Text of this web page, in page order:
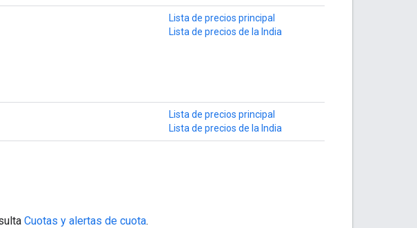
Lista de precios principal
Lista de precios de la India
Lista de precios principal
Lista de precios de la India
Cuotas y alertas de cuota.